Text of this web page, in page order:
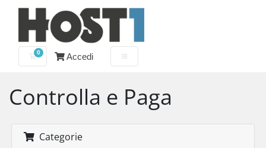
0
Carrello Accedi
Controlla e Paga
Categorie